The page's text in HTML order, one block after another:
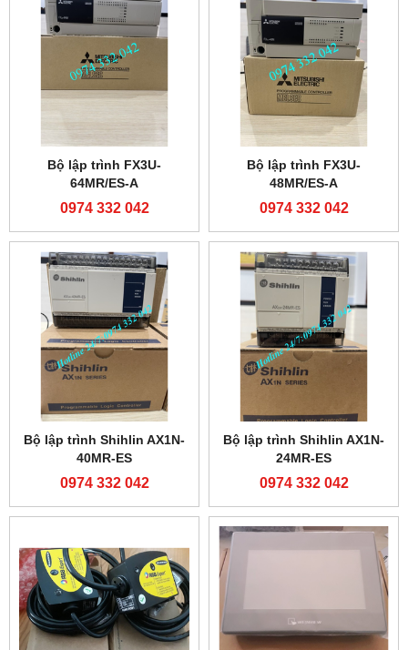
Bộ lập trình FX3U-
64MR/ES-A
0974 332 042
Bộ lập trình FX3U-
48MR/ES-A
0974 332 042
Bộ lập trình Shihlin AX1N-
40MR-ES
0974 332 042
Bộ lập trình Shihlin AX1N-
24MR-ES
0974 332 042